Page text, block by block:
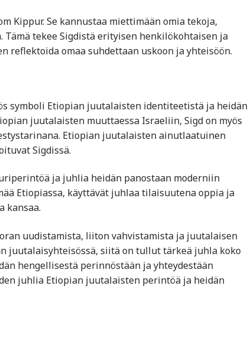
Kippur. Se kannustaa miettimään omia tekoja,
Tämä tekee Sigdistä erityisen henkilökohtaisen ja
omaa suhdettaan uskoon ja yhteisöön.
symboli Etiopian juutalaisten identiteetistä ja heidän
juutalaisten muuttaessa Israeliin, Sigd on myös
Etiopian juutalaisten ainutlaatuinen
Sigdissä.
ja juhlia heidän panostaan moderniin
Etiopiassa, käyttävät juhlaa tilaisuutena oppia ja
kansaa.
uudistamista, liiton vahvistamista ja juutalaisen
juutalaisyhteisössä, siitä on tullut tärkeä juhla koko
hengellisestä perinnöstään ja yhteydestään
juhlia Etiopian juutalaisten perintöä ja heidän